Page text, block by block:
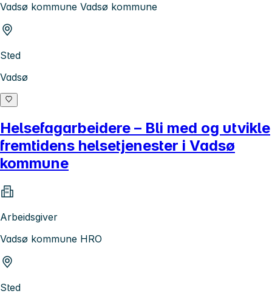
Vadsø kommune Vadsø kommune
Sted
Vadsø
Helsefagarbeidere – Bli med og utvikle
fremtidens helsetjenester i Vadsø
kommune
Arbeidsgiver
Vadsø kommune HRO
Sted